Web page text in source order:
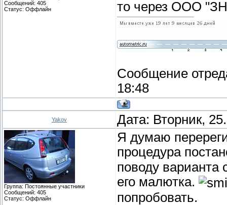
Сообщений: 405
Статус: Оффлайн
то через ООО
Сообщение
18:48
Yakov Дата: Вторник,
Группа: Постоянные участники
Сообщений: 405
Статус: Оффлайн
Я думаю
процедура
поводу варианта
его малютка.
попробовать.